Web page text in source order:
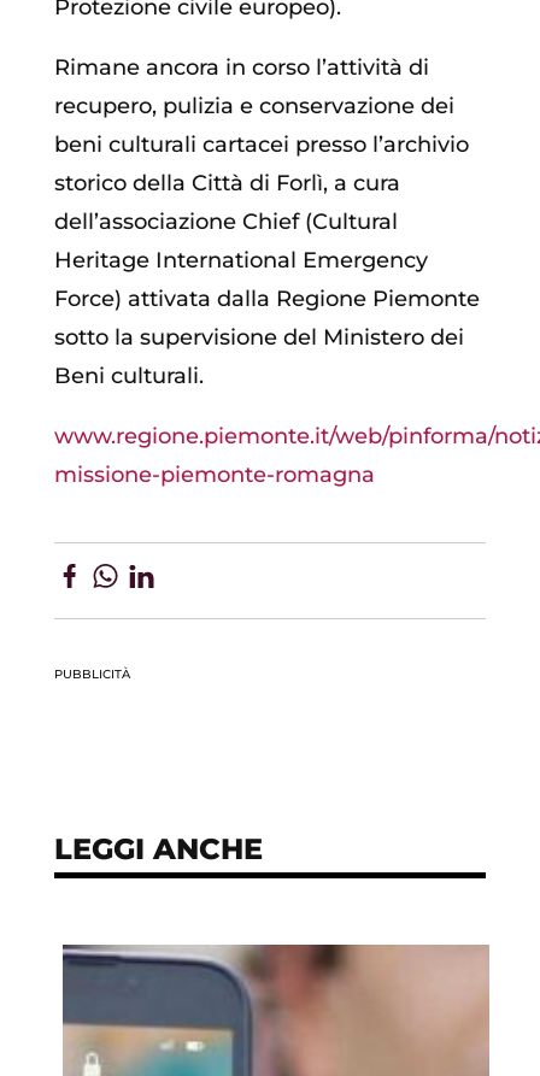
Protezione civile europeo).
Rimane ancora in corso l’attività di
recupero, pulizia e conservazione dei
beni culturali cartacei presso l’archivio
storico della Città di Forlì, a cura
dell’associazione Chief (Cultural
Heritage International Emergency
Force) attivata dalla Regione Piemonte
sotto la supervisione del Ministero dei
Beni culturali.
www.regione.piemonte.it/web/pinforma/
missione-piemonte-romagna
PUBBLICITÀ
LEGGI ANCHE